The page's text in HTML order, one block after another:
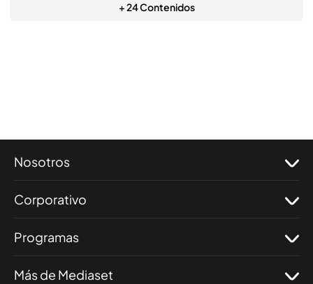
+ 24 Contenidos
Nosotros
Corporativo
Programas
Más de Mediaset